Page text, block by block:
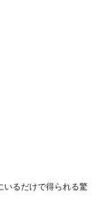
いるだけで得られる驚